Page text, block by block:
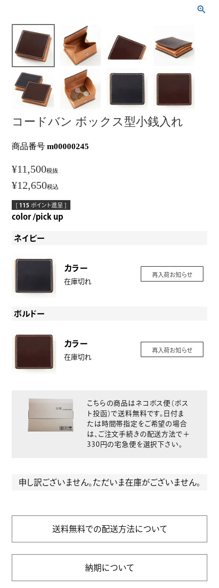
コードバン ボックス型小銭入れ
商品番号 m00000245
¥11,500税抜
¥12,650税込
[ 115 ポイント進呈 ]
color pick up
ネイビー
カラー
在庫切れ
再入荷お知らせ
ボルドー
カラー
在庫切れ
再入荷お知らせ
こちらの商品はネコポス便（ポス
ト投函）で送料無料です。日付ま
たは時間帯指定をご希望の場合
は、ご注文手続きの配送方法で＋
330円の宅急便を選択下さい。
申し訳ございません。ただいま在庫がございません。
送料無料での配送方法について
納期について